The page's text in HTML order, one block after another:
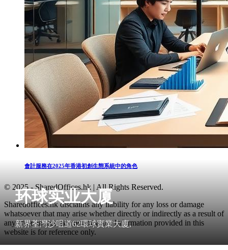
环球实业大厦
新界荃灣沙咀道62環球實業大廈,
會計服務在2025年香港初創生態系統中的角色
© 2025 - SharedOffices.hk | All Rights Reserved.
Sharedoffices.hk disclaims any liability for any loss or damage
whatsoever that may arise whether directly or indirectly as a result of
any error, inaccuracy or omission. Information provided in this
website is for reference only.